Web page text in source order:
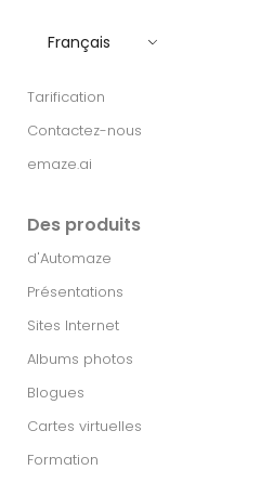
Français
Tarification
Contactez-nous
emaze.ai
Des produits
d'Automaze
Présentations
Sites Internet
Albums photos
Blogues
Cartes virtuelles
Formation